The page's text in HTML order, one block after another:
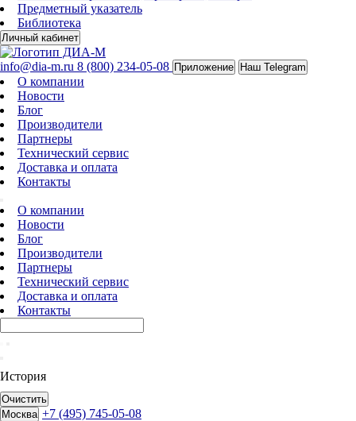
Предметный указатель
Библиотека
Личный кабинет
info@dia-m.ru 8 (800) 234-05-08 Приложение Наш Telegram
О компании
Новости
Блог
Производители
Партнеры
Технический сервис
Доставка и оплата
Контакты
О компании
Новости
Блог
Производители
Партнеры
Технический сервис
Доставка и оплата
Контакты
История
Очистить
Москва +7 (495) 745-05-08